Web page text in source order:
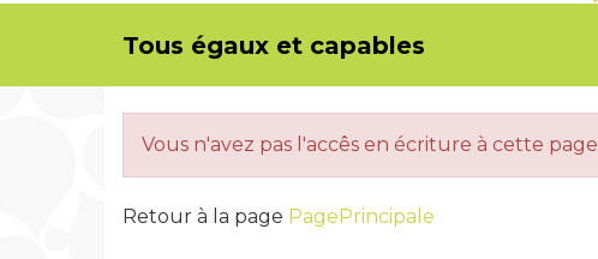
Tous égaux et capables
Vous n'avez pas l'accês en écriture à cette page
Retour à la page PagePrincipale